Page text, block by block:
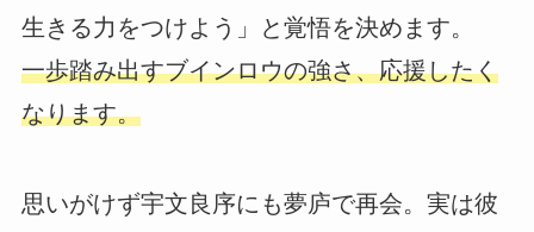
生きる力をつけよう」と覚悟を決めます。
一歩踏み出すブインロウの強さ、応援したく
なります。
思いがけず宇文良序にも夢庐で再会。実は彼